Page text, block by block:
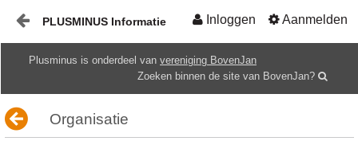
Inloggen Aanmelden
PLUSMINUS Informatie
Start
Gids
HOME
Plusminus is onderdeel van vereniging BovenJan
Zoeken binnen de site van BovenJan?
Organisatie